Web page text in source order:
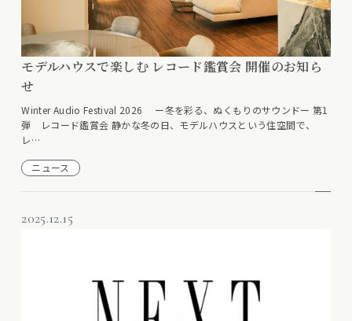
モデルハウスで楽しむ レコード鑑賞会 開催のお知ら
せ
Winter Audio Festival 2026 ー冬を彩る、ぬくもりのサウンドー 第1
弾 レコード鑑賞会 静かな冬の日、モデルハウスという住空間で、
レ…
ニュース
2025.12.15